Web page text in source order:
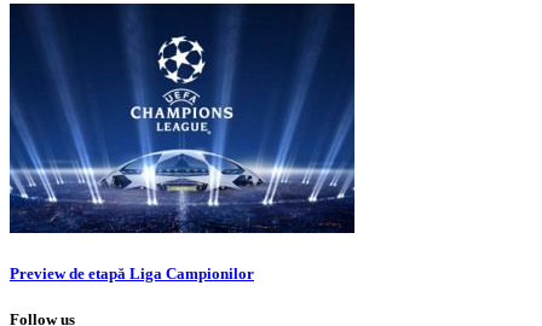
Preview de etapă Liga Campionilor
Follow us